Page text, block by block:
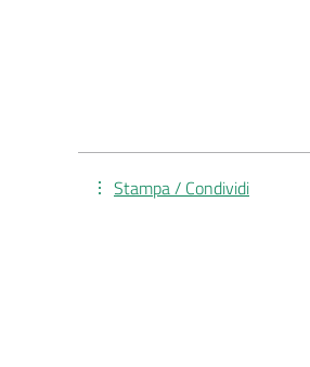
Stampa / Condividi